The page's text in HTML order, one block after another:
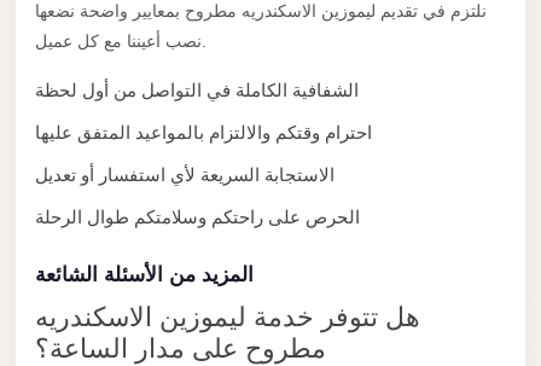
نلتزم في تقديم ليموزين الاسكندريه مطروح بمعايير واضحة نضعها
الشفافية الكاملة في التواصل من أول لحظة
احترام وقتكم والالتزام بالمواعيد المتفق عليها
الاستجابة السريعة لأي استفسار أو تعديل
الحرص على راحتكم وسلامتكم طوال الرحلة
المزيد من الأسئلة الشائعة
هل تتوفر خدمة ليموزين الاسكندريه
مطروح على مدار الساعة؟
Pyramids
with
Driver
Limousine
Service
Alexandria